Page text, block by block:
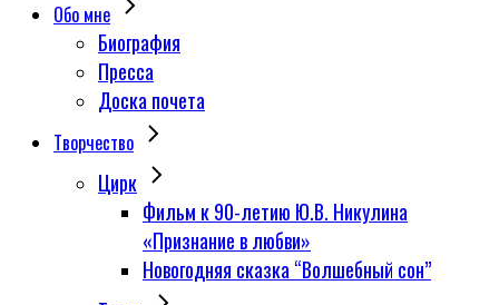
Обо мне
Биография
Пресса
Доска почета
Творчество
Цирк
Фильм к 90-летию Ю.В. Никулина
«Признание в любви»
Новогодняя сказка “Волшебный сон”